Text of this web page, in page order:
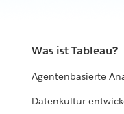
Was ist Tableau?
Agentenbasierte
Datenkultur